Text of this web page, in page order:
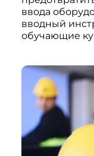
ввода
вводный
обучающие